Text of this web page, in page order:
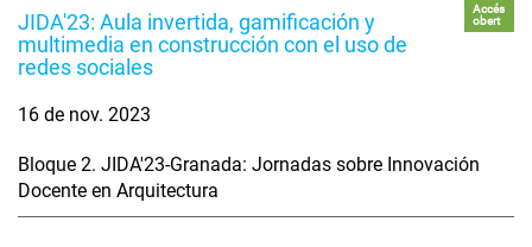
JIDA'23: Aula invertida, gamificación y
multimedia en construcción con el uso de
redes sociales
Accés
obert
16 de nov. 2023
Bloque 2. JIDA'23-Granada: Jornadas sobre Innovación
Docente en Arquitectura